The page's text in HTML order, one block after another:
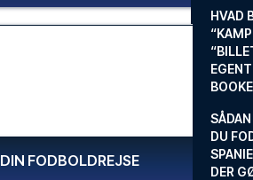
HVAD
DU
DER
FODBOLDREJSE